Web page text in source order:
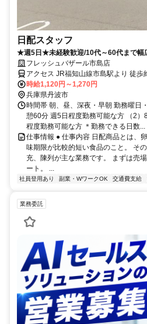
日配スタッフ
★週5日★未経験歓迎/10代～60代まで幅
フレッシュバザール市島店
アクセス JR福知山線市島駅より 徒歩
時給1,120円～1,270円
兵庫県丹波市
時間帯 朝、昼、深夜・早朝 勤務曜日
憩60分 週5日程度勤務可能な方 （2
程度勤務可能な方 ＊勤務できる日数...
仕事情報 ● 仕事内容 日配商品とは、
味期限が比較的短い食品のこと。 そ
充、陳列が主な業務です。 まずは売
ート。 ...
社員登用あり 副業・WワークOK 交通費支給
業務委託